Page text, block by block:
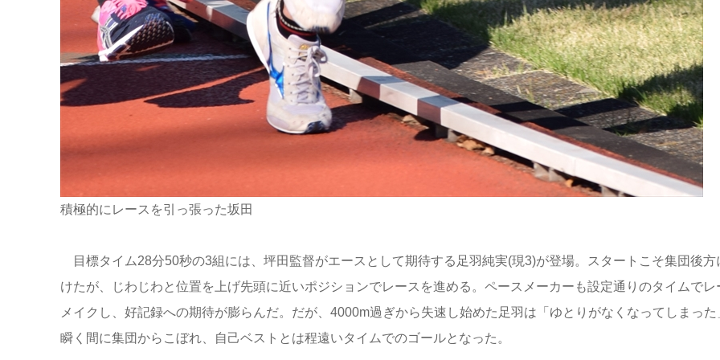
積極的にレースを引っ張った坂田
目標タイム28分50秒の3組には、坪田監督がエースとして期待する足羽純実(現3)が登場。スタートこそ集団後方
けたが、じわじわと位置を上げ先頭に近いポジションでレースを進める。ペースメーカーも設定通りのタイムでレ
メイクし、好記録への期待が膨らんだ。だが、4000m過ぎから失速し始めた足羽は「ゆとりがなくなってしまった
瞬く間に集団からこぼれ、自己ベストとは程遠いタイムでのゴールとなった。